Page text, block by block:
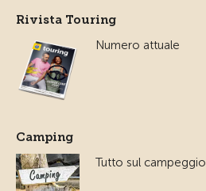
Rivista Touring
Numero attuale
Camping
Tutto sul campeggio